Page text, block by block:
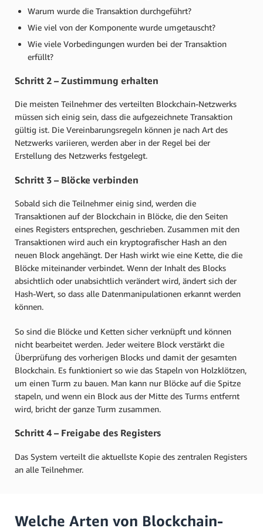
Warum wurde die Transaktion durchgeführt?
Wie viel von der Komponente wurde umgetauscht?
Wie viele Vorbedingungen wurden bei der Transaktion
erfüllt?
Schritt 2 – Zustimmung erhalten
Die meisten Teilnehmer des verteilten Blockchain-Netzwerks
müssen sich einig sein, dass die aufgezeichnete Transaktion
gültig ist. Die Vereinbarungsregeln können je nach Art des
Netzwerks variieren, werden aber in der Regel bei der
Erstellung des Netzwerks festgelegt.
Schritt 3 – Blöcke verbinden
Sobald sich die Teilnehmer einig sind, werden die
Transaktionen auf der Blockchain in Blöcke, die den Seiten
eines Registers entsprechen, geschrieben. Zusammen mit den
Transaktionen wird auch ein kryptografischer Hash an den
neuen Block angehängt. Der Hash wirkt wie eine Kette, die die
Blöcke miteinander verbindet. Wenn der Inhalt des Blocks
absichtlich oder unabsichtlich verändert wird, ändert sich der
Hash-Wert, so dass alle Datenmanipulationen erkannt werden
können.
So sind die Blöcke und Ketten sicher verknüpft und können
nicht bearbeitet werden. Jeder weitere Block verstärkt die
Überprüfung des vorherigen Blocks und damit der gesamten
Blockchain. Es funktioniert so wie das Stapeln von Holzklötzen,
um einen Turm zu bauen. Man kann nur Blöcke auf die Spitze
stapeln, und wenn ein Block aus der Mitte des Turms entfernt
wird, bricht der ganze Turm zusammen.
Schritt 4 – Freigabe des Registers
Das System verteilt die aktuellste Kopie des zentralen Registers
an alle Teilnehmer.
Welche Arten von Blockchain-